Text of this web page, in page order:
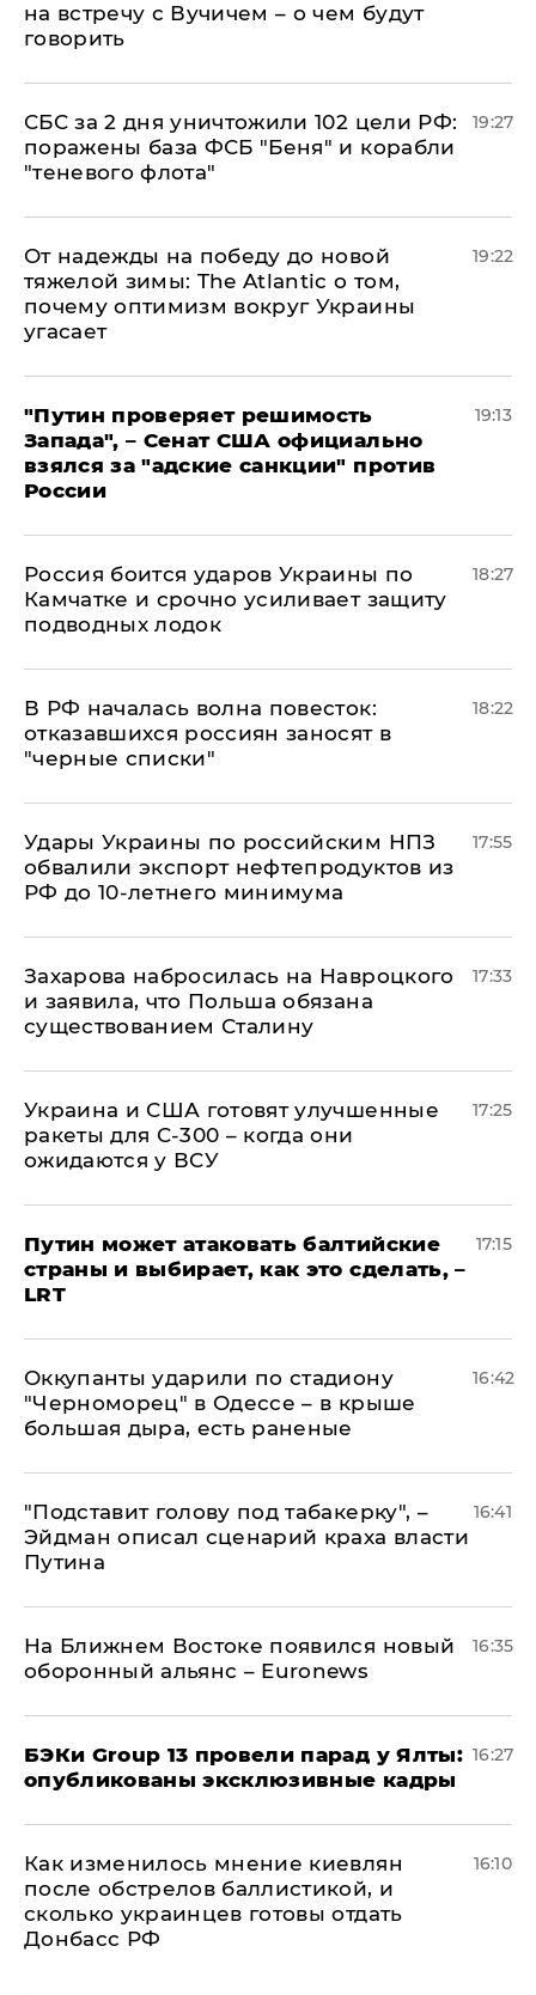
на встречу с Вучичем – о чем будут
говорить
СБС за 2 дня уничтожили 102 цели РФ:
поражены база ФСБ "Беня" и корабли
"теневого флота"
19:27
От надежды на победу до новой
тяжелой зимы: The Atlantic о том,
почему оптимизм вокруг Украины
угасает
19:22
"Путин проверяет решимость
Запада", – Сенат США официально
взялся за "адские санкции" против
России
19:13
Россия боится ударов Украины по
Камчатке и срочно усиливает защиту
подводных лодок
18:27
​В РФ началась волна повесток:
отказавшихся россиян заносят в
"черные списки"
18:22
Удары Украины по российским НПЗ
обвалили экспорт нефтепродуктов из
РФ до 10-летнего минимума
17:55
​Захарова набросилась на Навроцкого
и заявила, что Польша обязана
существованием Сталину
17:33
Украина и США готовят улучшенные
ракеты для С-300 – когда они
ожидаются у ВСУ
17:25
Путин может атаковать балтийские
страны и выбирает, как это сделать, –
LRT
17:15
Оккупанты ударили по стадиону
"Черноморец" в Одессе – в крыше
большая дыра, есть раненые
16:42
​"Подставит голову под табакерку", –
Эйдман описал сценарий краха власти
Путина
16:41
На Ближнем Востоке появился новый
оборонный альянс – Euronews
16:35
​БЭКи Group 13 провели парад у Ялты:
опубликованы эксклюзивные кадры
16:27
Как изменилось мнение киевлян
после обстрелов баллистикой, и
сколько украинцев готовы отдать
Донбасс РФ
16:10